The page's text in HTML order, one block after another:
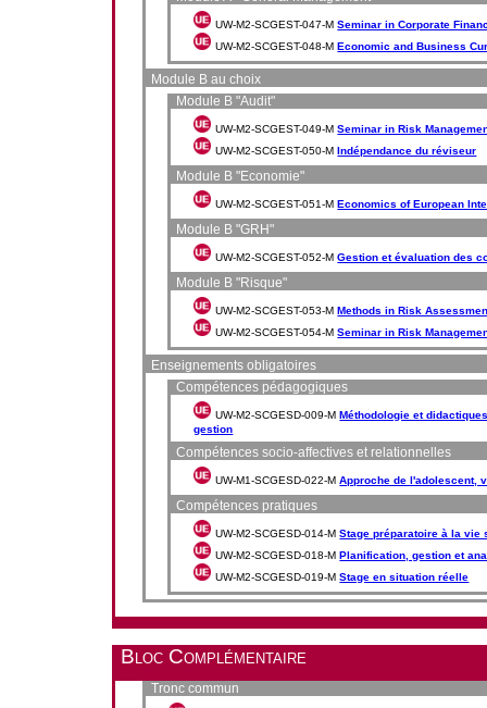
UW-M2-SCGEST-047-MSeminar in Corporate
UW-M2-SCGEST-048-MEconomic and Business
Module B au choix
Module B "Audit"
UW-M2-SCGEST-049-MSeminar in Risk
UW-M2-SCGEST-050-MIndépendance du réviseur
Module B "Economie"
UW-M2-SCGEST-051-MEconomics of European
Module B "GRH"
UW-M2-SCGEST-052-MGestion et évaluation des
Module B "Risque"
UW-M2-SCGEST-053-MMethods in Risk
UW-M2-SCGEST-054-MSeminar in Risk
Enseignements obligatoires
Compétences pédagogiques
UW-M2-SCGESD-009-MMéthodologie et
gestion
Compétences socio-affectives et relationnelles
UW-M1-SCGESD-022-MApproche de l'adolescent,
Compétences pratiques
UW-M2-SCGESD-014-MStage préparatoire à la vie
UW-M2-SCGESD-018-MPlanification, gestion et
UW-M2-SCGESD-019-MStage en situation réelle
Bloc Complémentaire
Tronc commun